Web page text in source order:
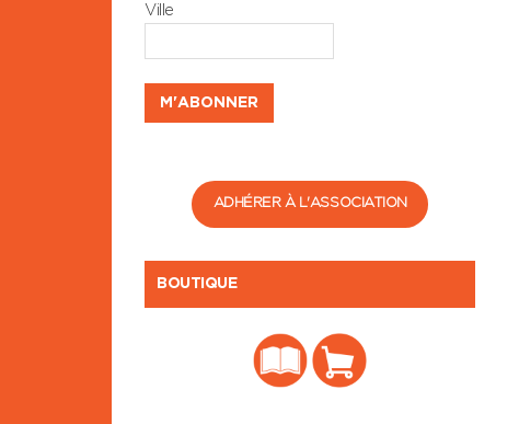
Ville
ADHÉRER À L'ASSOCIATION
BOUTIQUE